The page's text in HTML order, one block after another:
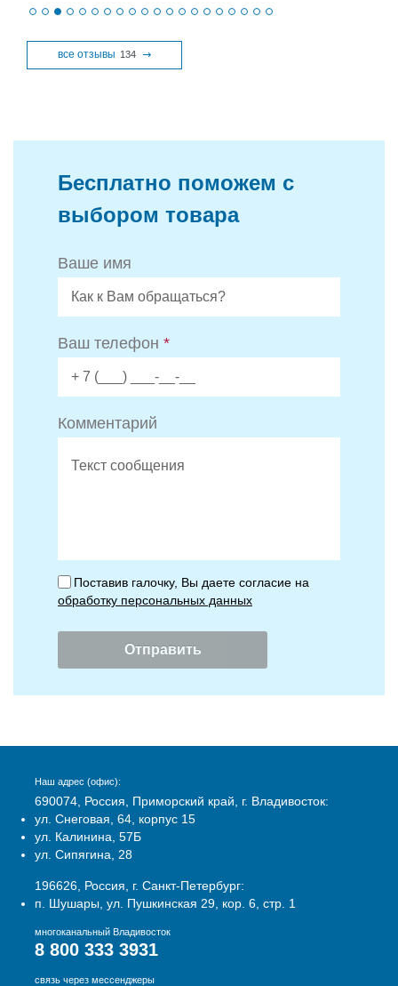
все отзывы 134
Бесплатно поможем с
выбором товара
Ваше имя
Ваш телефон *
Комментарий
Поставив галочку, Вы даете согласие на
обработку персональных данных
Наш адрес (офис):
690074, Россия, Приморский край, г. Владивосток:
ул. Снеговая, 64, корпус 15
ул. Калинина, 57Б
ул. Сипягина, 28
196626, Россия, г. Санкт-Петербург:
п. Шушары, ул. Пушкинская 29, кор. 6, стр. 1
многоканальный Владивосток
8 800 333 3931
связь через мессенджеры